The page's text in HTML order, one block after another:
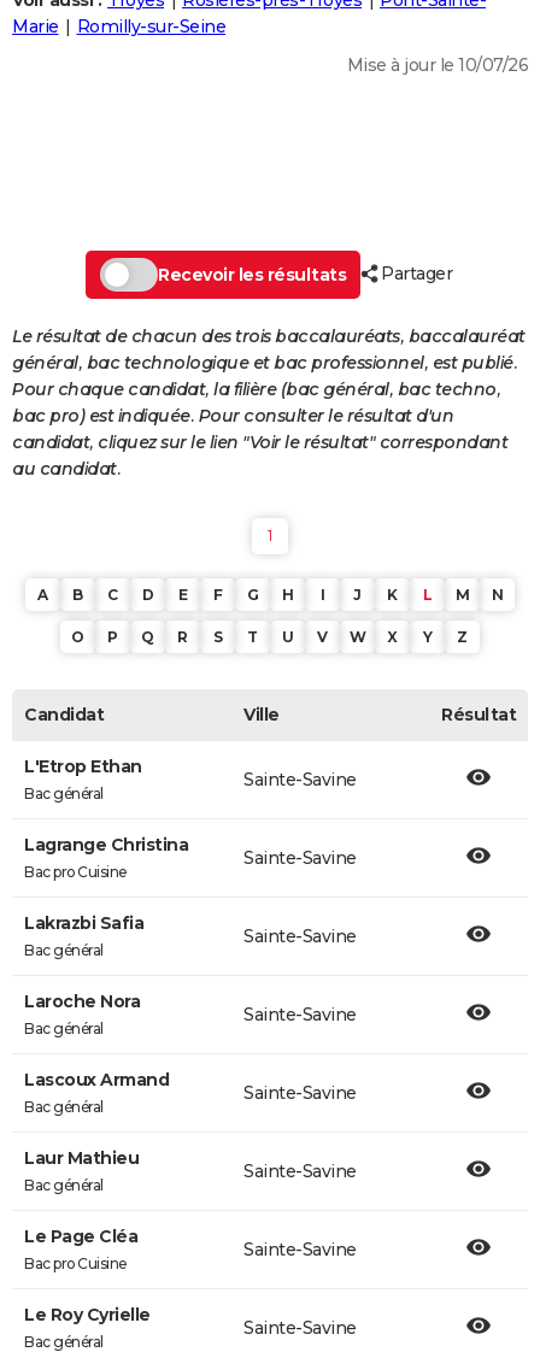
Destinations
City break
Voyage nature
Voyage de noces
Forum
Climat
+
PHOTO
Dictionnaire
PROGRAMME TV
S'inscrire
Se connecter
Lycées
Collèges
Primaires
Universités
Entreprises
Service militaire
Avis de recherche
AVIS DE DÉCÈS
FORUM
Bricolage
Lifestyle
Culture
Sport
Auto
Television
Voyage
Cinema
Marie
Romilly-sur-Seine
Mise à jour le 10/07/26
Recevoir les résultats Partager
Le résultat de chacun des trois baccalauréats, baccalauréat
général, bac technologique et bac professionnel, est publié.
Pour chaque candidat, la filière (bac général, bac techno,
bac pro) est indiquée. Pour consulter le résultat d'un
candidat, cliquez sur le lien "Voir le résultat" correspondant
au candidat.
1
A B C D E F G H I J K L M N
O P Q R S T U V W X Y Z
Candidat Ville Résultat
L'Etrop Ethan
Bac général
Sainte-Savine
Lagrange Christina
Bac pro Cuisine
Sainte-Savine
Lakrazbi Safia
Bac général
Sainte-Savine
Laroche Nora
Bac général
Sainte-Savine
Lascoux Armand
Bac général
Sainte-Savine
Laur Mathieu
Bac général
Sainte-Savine
Le Page Cléa
Bac pro Cuisine
Sainte-Savine
Le Roy Cyrielle
Bac général
Sainte-Savine